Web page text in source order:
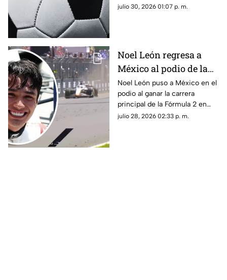
cuando iba a un partido. Esto
julio 30, 2026 01:07 p. m.
Noel León regresa a
México al podio de la
Fórmula 2 ¿Quién fue el
otro mexicano que
ganó hace 14 años?
Noel León puso a México en el
podio al ganar la carrera
principal de la Fórmula 2 en
Hungría; pero también
julio 28, 2026 02:33 p. m.